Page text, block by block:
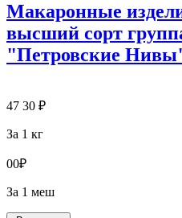
Макаронные
высший сорт
"Петровские
47 30 ₽
За 1 кг
00₽
За 1 меш